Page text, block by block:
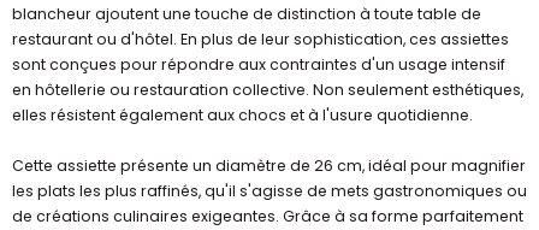
blancheur ajoutent une touche de distinction à toute table de
restaurant ou d'hôtel. En plus de leur sophistication, ces assiettes
sont conçues pour répondre aux contraintes d'un usage intensif
en hôtellerie ou restauration collective. Non seulement esthétiques,
elles résistent également aux chocs et à l'usure quotidienne.
Cette assiette présente un diamètre de 26 cm, idéal pour magnifier
les plats les plus raffinés, qu'il s'agisse de mets gastronomiques ou
de créations culinaires exigeantes. Grâce à sa forme parfaitement